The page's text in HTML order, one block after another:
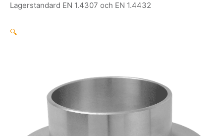
Lagerstandard EN 1.4307 och EN 1.4432
🔍